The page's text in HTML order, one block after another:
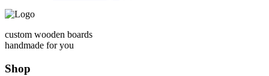
custom wooden boards
handmade for you
Shop